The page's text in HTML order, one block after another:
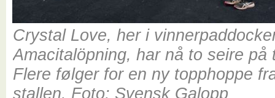
Crystal Love, her i
Amacitalöpning, har nå to seire på
Flere følger for en ny topphoppe
stallen. Foto: Svensk Galopp